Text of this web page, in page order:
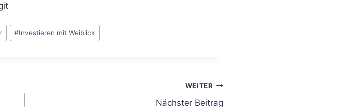
#Investieren mit Weiblick
WEITER
Nächster Beitrag